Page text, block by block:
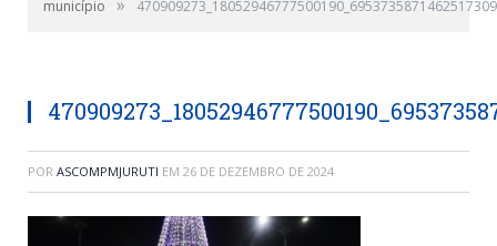
município
POR ASCOMPMJURUTI EM 26 DE DEZEMBRO DE 2024